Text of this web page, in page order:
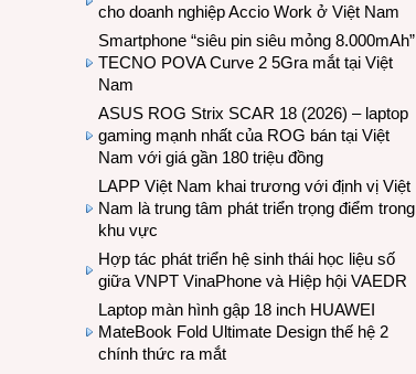
cho doanh nghiệp Accio Work ở Việt Nam
Smartphone “siêu pin siêu mỏng 8.000mAh”
TECNO POVA Curve 2 5Gra mắt tại Việt
Nam
ASUS ROG Strix SCAR 18 (2026) – laptop
gaming mạnh nhất của ROG bán tại Việt
Nam với giá gần 180 triệu đồng
LAPP Việt Nam khai trương với định vị Việt
Nam là trung tâm phát triển trọng điểm trong
khu vực
Hợp tác phát triển hệ sinh thái học liệu số
giữa VNPT VinaPhone và Hiệp hội VAEDR
Laptop màn hình gập 18 inch HUAWEI
MateBook Fold Ultimate Design thế hệ 2
chính thức ra mắt